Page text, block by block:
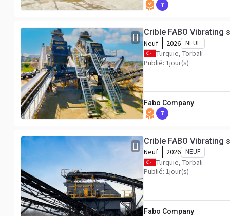
7
Crible FABO Vibrating
Neuf 2026 NEUF
Turquie, Torbali
Publié: 1jour(s)
Fabo Company
7
Crible FABO Vibrating
Neuf 2026 NEUF
Turquie, Torbali
Publié: 1jour(s)
Fabo Company